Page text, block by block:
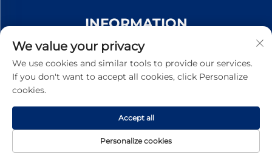
INFORMATION
Mag-sign up upang makatanggap ng aming
lingguhang newsletter
Isumite
We value your privacy
We use cookies and similar tools to provide our services.
If you don't want to accept all cookies, click Personalize
cookies.
Personalize cookies
Accept all